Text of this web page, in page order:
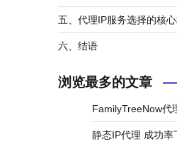
五、代理IP服务选择的核
六、结语
浏览最多的文章
FamilyTreeNow代
静态IP代理 成功率